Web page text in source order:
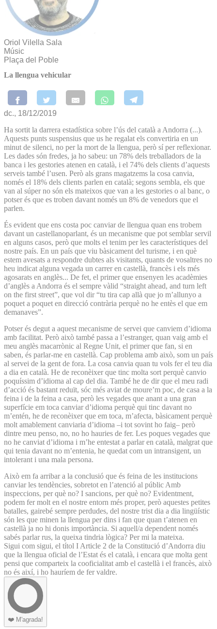
Oriol Vilella Sala
Músic
Plaça del Poble
La llengua vehicular
dc., 18/12/2019
Ha sortit la darrera estadística sobre l’ús del català a Andorra (...).
Aquests punts suspensius que us he regalat els convertiria en un
minut de silenci, no per la mort de la llengua, però sí per reflexionar.
Les dades són fredes, ja ho sabeu: un 78% dels treballadors de la
banca i les gestories atenen en català, i el 74% dels clients d’aquests
serveis també l’usen. Però als grans magatzems la cosa canvia,
només el 18% dels clients parlen en català; segons sembla, els que
van al súper no són els mateixos que van a les gestories o al banc, o
potser és que es troben davant només un 8% de venedors que el
parlen.
És evident que ens costa poc canviar de llengua quan ens trobem
davant un castellanoparlant, és un mecanisme que pot semblar servil
en alguns casos, però que molts el tenim per les característiques del
nostre país. En un país que viu bàsicament del turisme, i en què
estem avesats a respondre dubtes als visitants, quants de vosaltres no
heu indicat alguna vegada un carrer en castellà, francès i els més
agosarats en anglès... De fet, el primer que ensenyen les acadèmies
d’anglès a Andorra és el sempre vàlid “straight ahead, and turn left
on the first street”, que vol dir “tu tira cap allà que jo m’allunyo a
poquet a poquet en direcció contrària perquè no he entès el que em
demanaves”.
Potser és degut a aquest mecanisme de servei que canviem d’idioma
amb facilitat. Però això també passa a l’estranger, quan vaig amb el
meu anglès macarrònic al Regne Unit, el primer que fan, si en
saben, és parlar-me en castellà. Cap problema amb això, som un país
al servei de la gent de fora. La cosa canvia quan tu vols fer el teu dia
a dia en català. He de reconèixer que tinc molta sort perquè canvio
poquíssim d’idioma al cap del dia. També he de dir que el meu radi
d’acció és bastant reduït, sóc més aviat de moure’m poc, de casa a la
feina i de la feina a casa, però les vegades que anant a una gran
superfície em toca canviar d’idioma perquè qui tinc davant no
m’entén, he de reconèixer que em toca, m’afecta, bàsicament perquè
molt amablement canviaria d’idioma –i tot sovint ho faig– però
dintre meu penso, no, no ho hauries de fer. Les poques vegades que
no he canviat d’idioma i m’he entestat a parlar en català, malgrat que
qui tenia davant no m’entenia, he quedat com un intransigent, un
intolerant i una mala persona.
Això em fa arribar a la conclusió que és feina de les institucions
canviar les tendències, sobretot en l’atenció al públic Amb
inspeccions, per què no? I sancions, per què no? Evidentment,
podem fer molt en el nostre entorn més proper, però aquestes petites
batalles, gairebé sempre perdudes, del nostre trist dia a dia lingüístic
són les que minen la llengua per dins i fan que quan t’atenen en
castellà ja no hi donis importància. Si aquell/a dependent només
sabés parlar rus, la queixa tindria lògica? Per mi la mateixa.
Sigui com sigui, el títol I Article 2 de la Constitució d’Andorra diu
que la llengua oficial de l’Estat és el català, i encara que molta gent
pensi que comparteix la cooficialitat amb el castellà i el francès, això
no és així, i ho hauríem de fer valdre.
❤️ M'agrada!